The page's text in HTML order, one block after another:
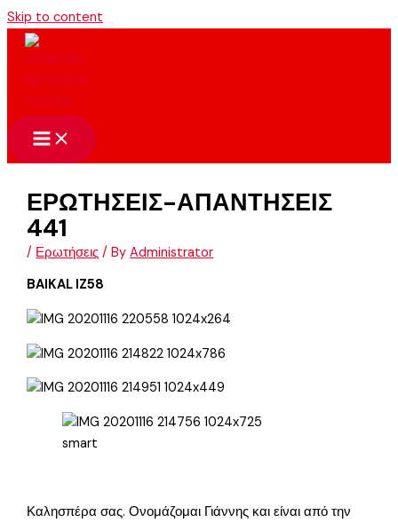
Skip to content
ΕΡΩΤΗΣΕΙΣ-ΑΠΑΝΤΗΣΕΙΣ
441
/ Ερωτήσεις / ByAdministrator
BAIKAL IZ58
smart
Καλησπέρα σας. Ονομάζομαι Γιάννης και είναι από την